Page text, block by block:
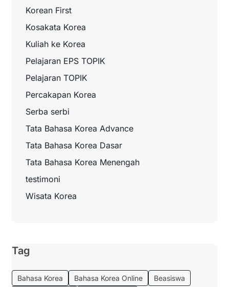
Korean First
Kosakata Korea
Kuliah ke Korea
Pelajaran EPS TOPIK
Pelajaran TOPIK
Percakapan Korea
Serba serbi
Tata Bahasa Korea Advance
Tata Bahasa Korea Dasar
Tata Bahasa Korea Menengah
testimoni
Wisata Korea
Tag
Bahasa Korea Bahasa Korea Online
Beasiswa